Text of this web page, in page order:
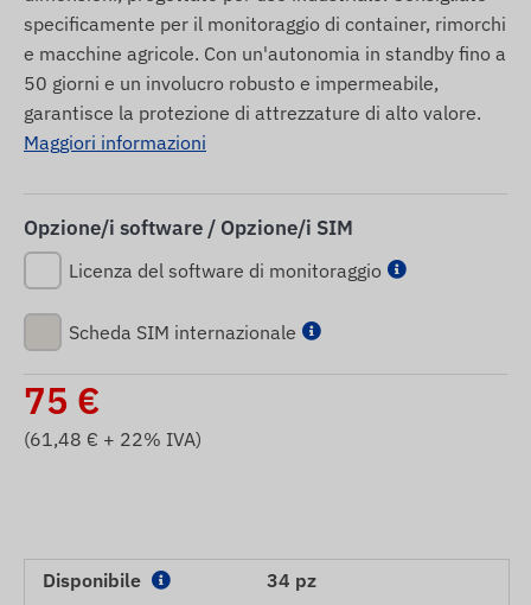
specificamente per il monitoraggio di container, rimorchi
e macchine agricole. Con un'autonomia in standby fino a
50 giorni e un involucro robusto e impermeabile,
garantisce la protezione di attrezzature di alto valore.
Maggiori informazioni
Opzione/i software / Opzione/i SIM
Licenza del software di monitoraggio
Scheda SIM internazionale
75 €
(61,48 € + 22% IVA)
Disponibile
34 pz